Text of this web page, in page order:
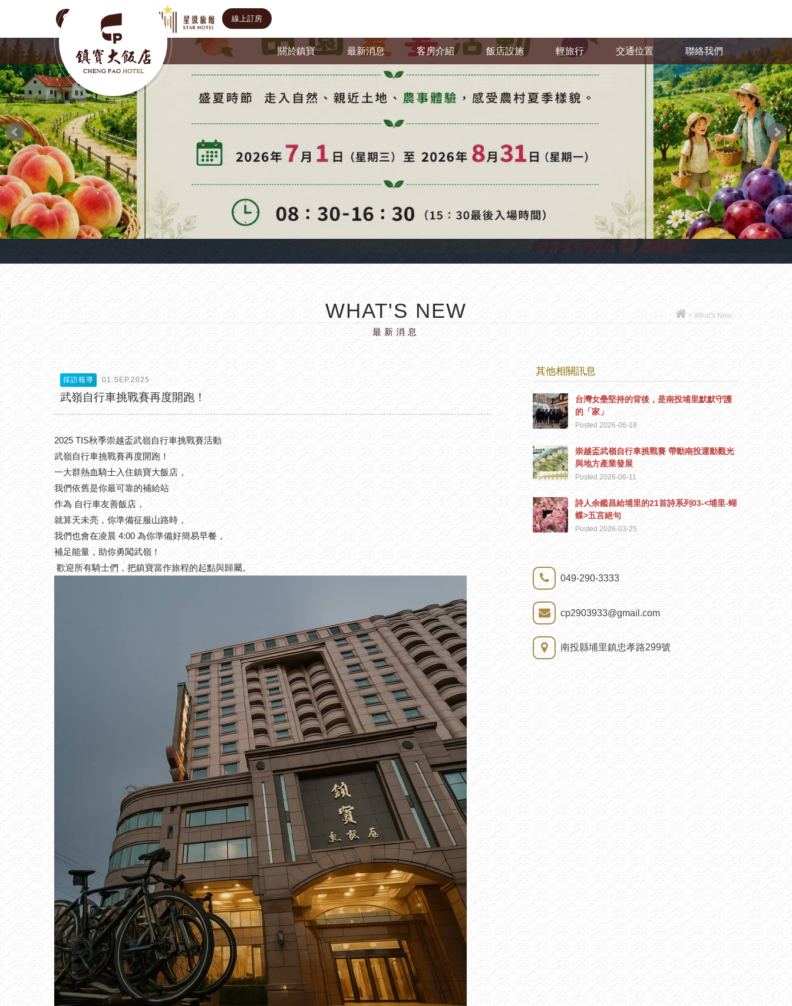
Select Language 線上訂房
關於鎮寶 最新消息 客房介紹 飯店設施 輕旅行 交通位置 聯絡我們
WHAT'S NEW
最新消息
> What's New
採訪報導 01.SEP.2025
武嶺自行車挑戰賽再度開跑！
2025 TIS秋季崇越盃武嶺自行車挑戰賽活動
武嶺自行車挑戰賽再度開跑！
一大群熱血騎士入住鎮寶大飯店，
我們依舊是你最可靠的補給站
作為 自行車友善飯店，
就算天未亮，你準備征服山路時，
我們也會在凌晨 4:00 為你準備好簡易早餐，
補足能量，助你勇闖武嶺！
歡迎所有騎士們，把鎮寶當作旅程的起點與歸屬。
其他相關訊息
台灣女壘堅持的背後，是南投埔里默默守護
的「家」
Posted 2026-06-18
崇越盃武嶺自行車挑戰賽 帶動南投運動觀光
與地方產業發展
Posted 2026-06-11
詩人余鑑昌給埔里的21首詩系列03-<埔里-蝴
蝶>五言絕句
Posted 2026-03-25
049-290-3333
cp2903933@gmail.com
南投縣埔里鎮忠孝路299號